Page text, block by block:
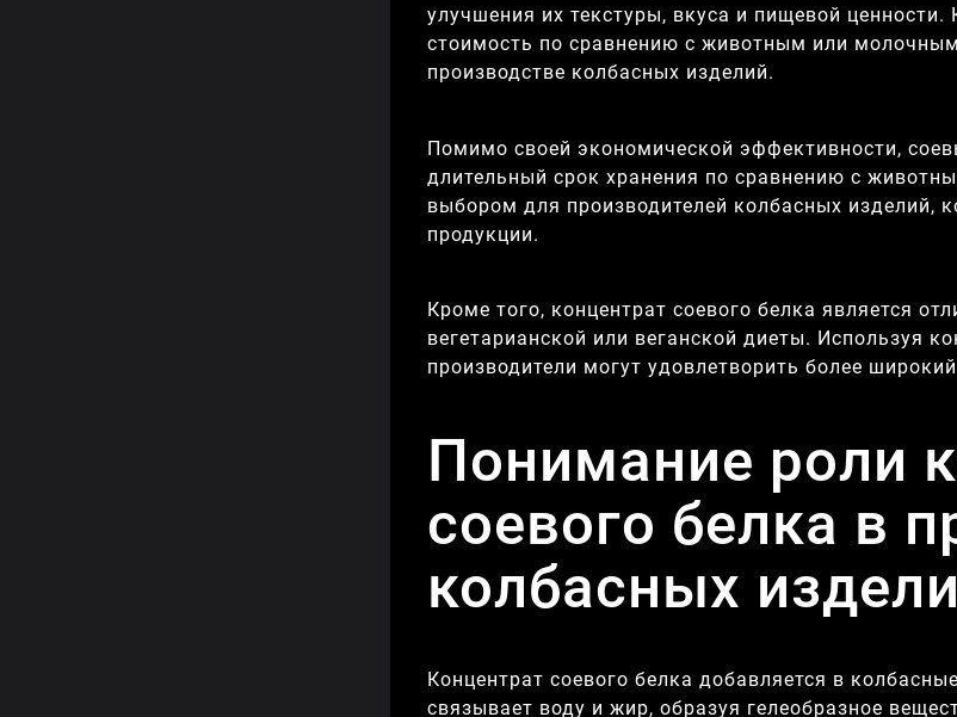
улучшения их текстуры, вкуса и пищевой
стоимость по сравнению с животным или
производстве колбасных изделий.
Помимо своей экономической эффективности,
длительный срок хранения по сравнению с
выбором для производителей колбасных изделий,
продукции.
Кроме того, концентрат соевого белка является
вегетарианской или веганской диеты. Используя
производители могут удовлетворить более
Понимание роли
соевого белка в
колбасных
Концентрат соевого белка добавляется в
связывает воду и жир, образуя гелеобразное